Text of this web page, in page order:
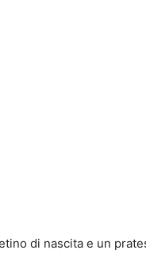
di nascita e un